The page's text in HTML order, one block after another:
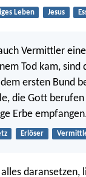
Leben Jesus
Vermittler
Tod kam,
ersten Bund
die Gott
Erbe
Erlöser
daransetzen,